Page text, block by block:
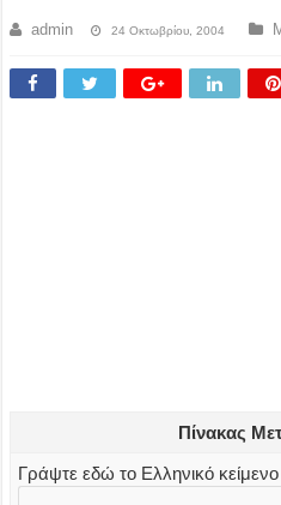
admin 24 Οκτωβρίου, 2004
Πίνακας
Γράψτε εδώ το Ελληνικό